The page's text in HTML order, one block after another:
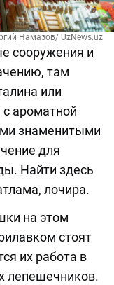
Намазов/ UzNews.uz
сооружения и
там
или
ароматной
знаменитыми
для
Найти здесь
лочира.
на этом
стоят
их работа в
лепешечников.